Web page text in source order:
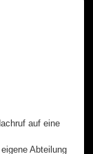
auf eine
Abteilung